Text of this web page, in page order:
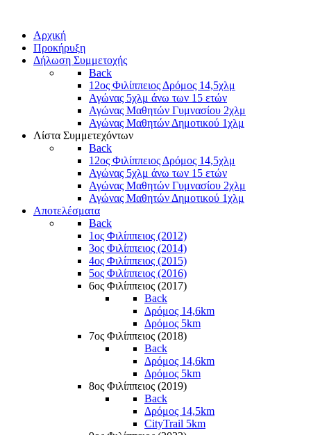
Αρχική
Προκήρυξη
Δήλωση Συμμετοχής
Back
12ος Φιλίππειος Δρόμος 14,5χλμ
Αγώνας 5χλμ άνω των 15 ετών
Αγώνας Μαθητών Γυμνασίου 2χλμ
Αγώνας Μαθητών Δημοτικού 1χλμ
Λίστα Συμμετεχόντων
Back
12ος Φιλίππειος Δρόμος 14,5χλμ
Αγώνας 5χλμ άνω των 15 ετών
Αγώνας Μαθητών Γυμνασίου 2χλμ
Αγώνας Μαθητών Δημοτικού 1χλμ
Αποτελέσματα
Back
1ος Φιλίππειος (2012)
3ος Φιλίππειος (2014)
4ος Φιλίππειος (2015)
5ος Φιλίππειος (2016)
6ος Φιλίππειος (2017)
Back
Δρόμος 14,6km
Δρόμος 5km
7ος Φιλίππειος (2018)
Back
Δρόμος 14,6km
Δρόμος 5km
8ος Φιλίππειος (2019)
Back
Δρόμος 14,5km
CityTrail 5km